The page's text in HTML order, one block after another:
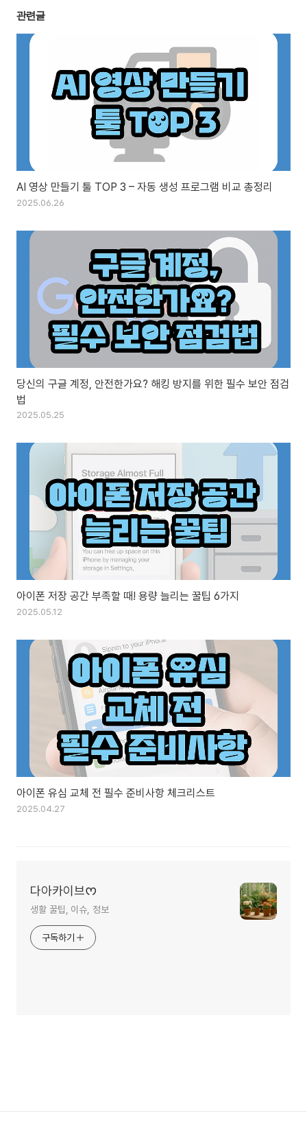
관련글
AI 영상 만들기 툴 TOP 3 – 자동 생성 프로그램 비교 총정리
2025.06.26
당신의 구글 계정, 안전한가요? 해킹 방지를 위한 필수 보안 점검
법
2025.05.25
아이폰 저장 공간 부족할 때! 용량 늘리는 꿀팁 6가지
2025.05.12
아이폰 유심 교체 전 필수 준비사항 체크리스트
2025.04.27
다아카이브ᰔ
생활 꿀팁, 이슈, 정보
구독하기